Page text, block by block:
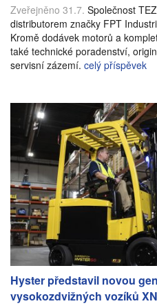
Zveřejněno 31.7. Společnost
distributorem značky FPT
Kromě dodávek motorů a
také technické poradenství,
servisní zázemí. celý příspěvek
Hyster představil novou
vysokozdvižných vozíků